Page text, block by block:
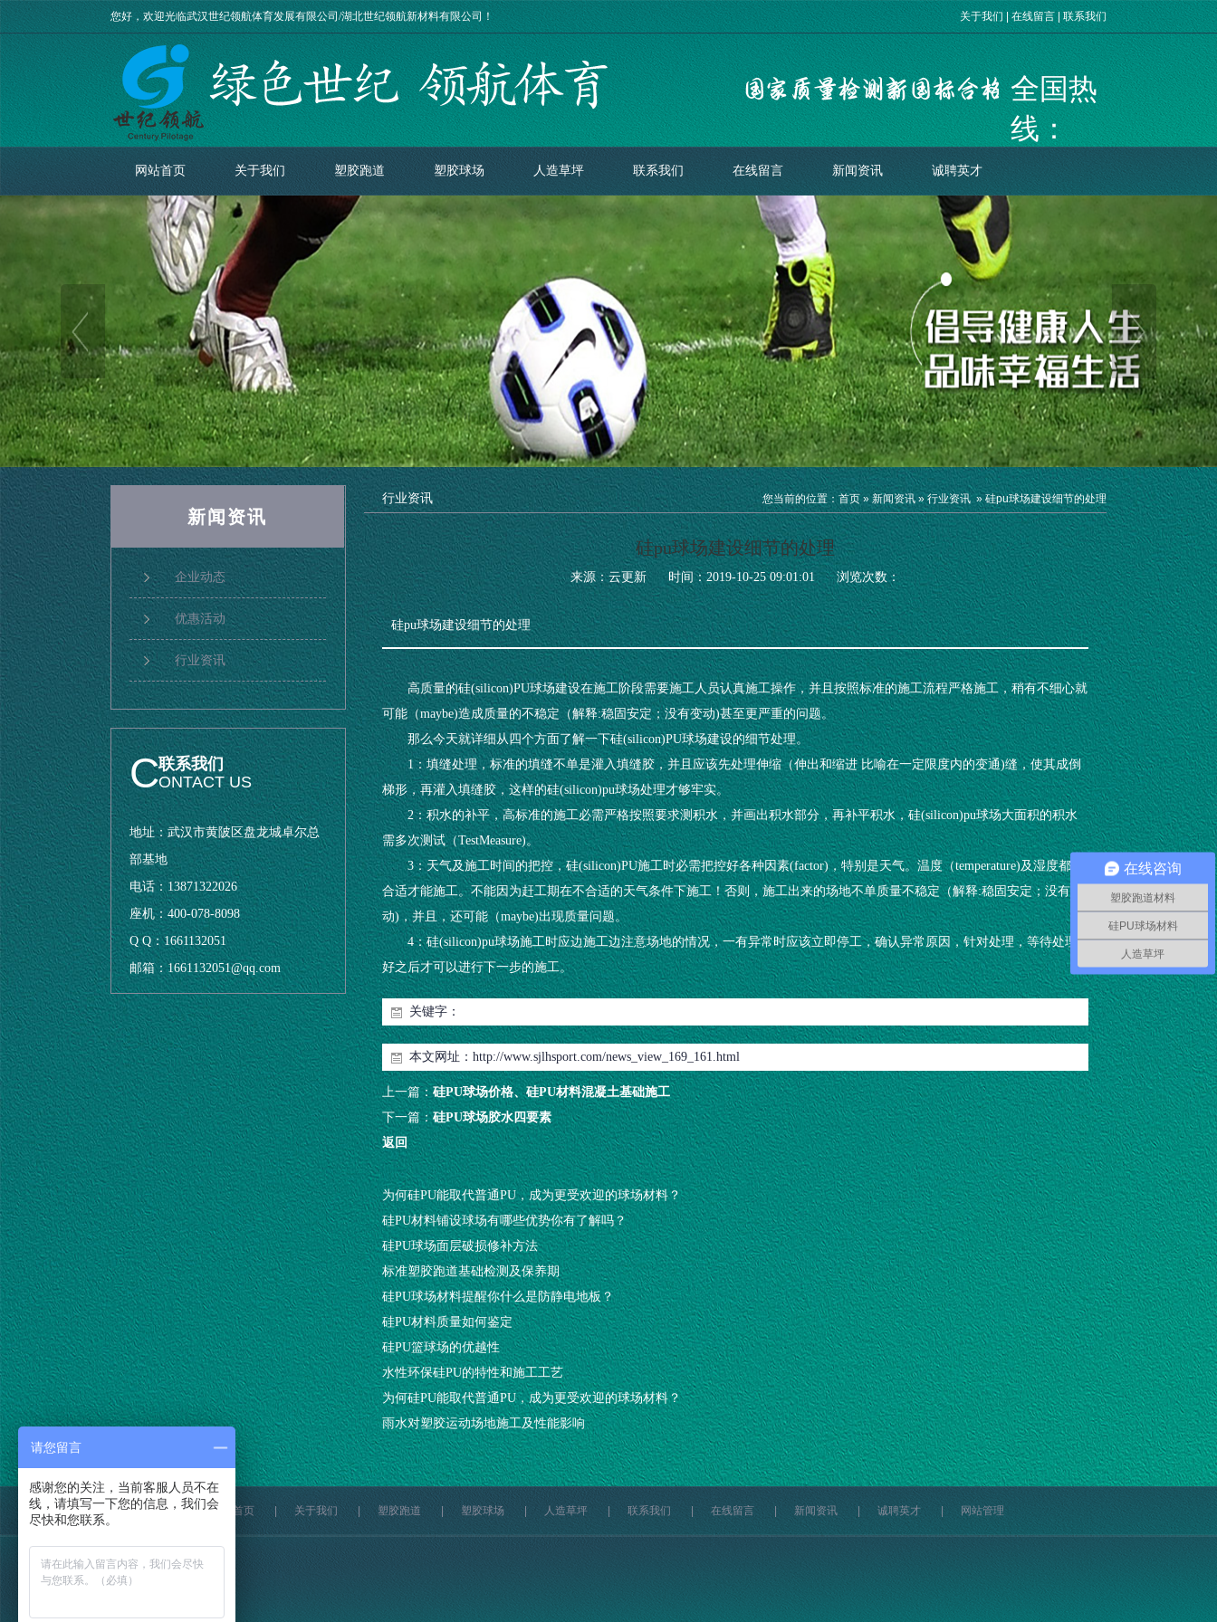
您好，欢迎光临武汉世纪领航体育发展有限公司/湖北世纪领航新材料有限公司！ 关于我们 |在线留言 联系我们
全国热
线：
400-078-
8098
网站首页 关于我们 塑胶跑道 塑胶球场 人造草坪 联系我们 在线留言 新闻资讯 诚聘英才
新闻资讯
企业动态
优惠活动
行业资讯
C联系我们
ONTACT US
地址：武汉市黄陂区盘龙城卓尔总
部基地
电话：13871322026
座机：400-078-8098
Q Q：1661132051
邮箱：1661132051@qq.com
行业资讯 您当前的位置： 首页» 新闻资讯»行业资讯» 硅pu球场建设细节的处理
硅pu球场建设细节的处理
来源：云更新 时间：2019-10-25 09:01:01 浏览次数：
硅pu球场建设细节的处理
高质量的硅(silicon)PU球场建设在施工阶段需要施工人员认真施工操作，并且按照标准的施工流程严格施工，稍有不细心就
可能（maybe)造成质量的不稳定（解释:稳固安定；没有变动)甚至更严重的问题。
那么今天就详细从四个方面了解一下硅(silicon)PU球场建设的细节处理。
1：填缝处理，标准的填缝不单是灌入填缝胶，并且应该先处理伸缩（伸出和缩进 比喻在一定限度内的变通)缝，使其成倒
梯形，再灌入填缝胶，这样的硅(silicon)pu球场处理才够牢实。
2：积水的补平，高标准的施工必需严格按照要求测积水，并画出积水部分，再补平积水，硅(silicon)pu球场大面积的积水
需多次测试（TestMeasure)。
3：天气及施工时间的把控，硅(silicon)PU施工时必需把控好各种因素(factor)，特别是天气。温度（temperature)及湿度都要
合适才能施工。不能因为赶工期在不合适的天气条件下施工！否则，施工出来的场地不单质量不稳定（解释:稳固安定；没有变
动)，并且，还可能（maybe)出现质量问题。
4：硅(silicon)pu球场施工时应边施工边注意场地的情况，一有异常时应该立即停工，确认异常原因，针对处理，等待处理
好之后才可以进行下一步的施工。
关键字：
本文网址： http://www.sjlhsport.com/news_view_169_161.html
上一篇： 硅PU球场价格、硅PU材料混凝土基础施工
下一篇：硅PU球场胶水四要素
返回
为何硅PU能取代普通PU，成为更受欢迎的球场材料？
硅PU材料铺设球场有哪些优势你有了解吗？
硅PU球场面层破损修补方法
标准塑胶跑道基础检测及保养期
硅PU球场材料提醒你什么是防静电地板？
硅PU材料质量如何鉴定
硅PU篮球场的优越性
水性环保硅PU的特性和施工工艺
为何硅PU能取代普通PU，成为更受欢迎的球场材料？
雨水对塑胶运动场地施工及性能影响
网站首页 | 关于我们 | 塑胶跑道 | 塑胶球场 | 人造草坪 联系我们 在线留言 新闻资讯 诚聘英才 网站管理
在线咨询
塑胶跑道材料
硅PU球场材料
人造草坪
请您留言
感谢您的关注，当前客服人员不在
线，请填写一下您的信息，我们会
尽快和您联系。